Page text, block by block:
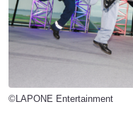
©LAPONE Entertainment